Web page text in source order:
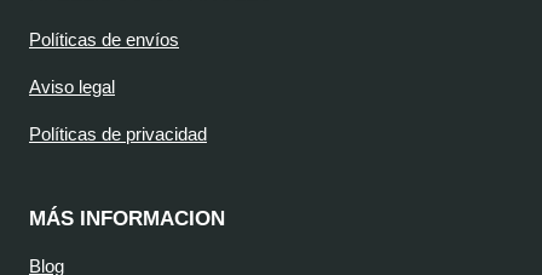
Políticas de envíos
Aviso legal
Políticas de privacidad
MÁS INFORMACION
Blog